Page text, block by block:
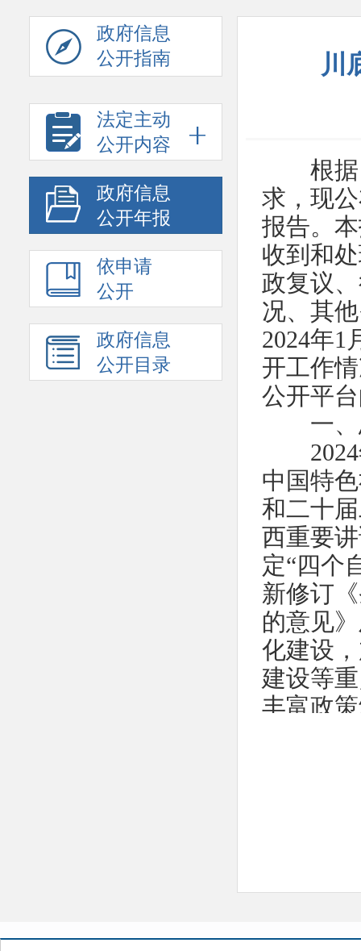
政府信息
公开指南
法定主动
公开内容
政府信息
公开年报
依申请
公开
政府信息
公开目录
川
根据《
求，现
报告。
收到和
政复议
况、其
2024年1
开工作
公开平
一、
2024
中国特
和二十
西重要
定“四个
新修订
的意见
化建设
建设等
丰富政
《机构